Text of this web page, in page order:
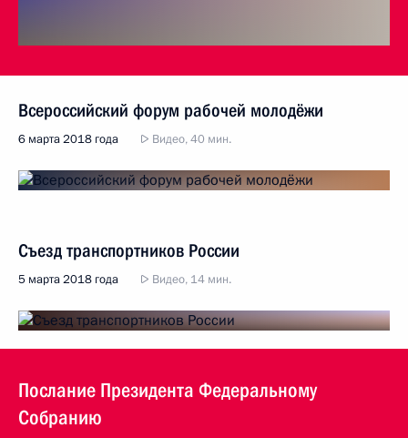
Всероссийский форум рабочей молодёжи
6 марта 2018 года Видео, 40 мин.
Съезд транспортников России
5 марта 2018 года Видео, 14 мин.
Послание Президента Федеральному
Собранию